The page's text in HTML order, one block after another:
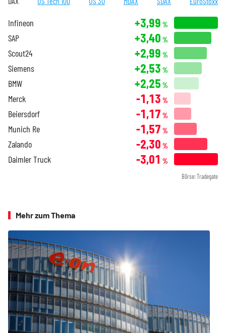
Infineon +3,99 %
SAP +3,40 %
Scout24 +2,99 %
Siemens +2,53 %
BMW +2,25 %
Merck -1,13 %
Beiersdorf -1,17 %
Munich Re -1,57 %
Zalando -2,30 %
Daimler Truck -3,01 %
Börse: Tradegate
Mehr zum Thema